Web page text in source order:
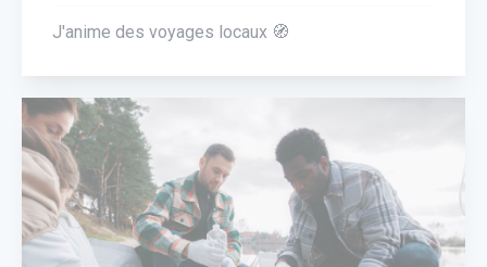
J'anime des voyages locaux 🧭